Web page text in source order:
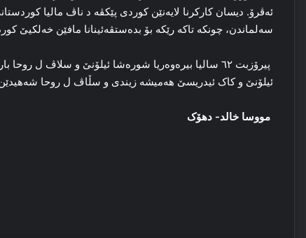
ئەڤرۆ. دیسان كارکرنا لایەنێن کوردی پێكڤە د ناڤ مالیا
سه‌لماندن، چونکە تاکە رێکە بۆ بدەستڤەئینانا مافێن خه‌لكیێ
پیرۆزبت ٦۲ سالیا بیرەوەریا شورەشا ئیلۆنێ و سلاڤ
ئیلۆنێ و کاک ئیدریسێ هەمیشە زیندی و سڵاڤ ل روحا
مووسا خالد- دهۆک